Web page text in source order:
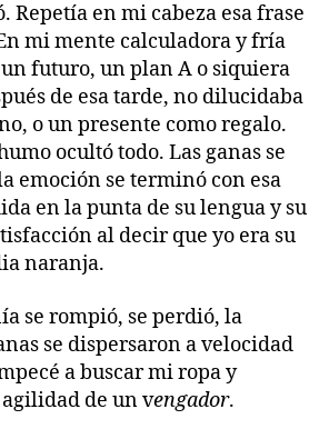
Repetía en mi cabeza esa frase
mi mente calculadora y fría
futuro, un plan A o siquiera
de esa tarde, no dilucidaba
o un presente como regalo.
ocultó todo. Las ganas se
emoción se terminó con esa
en la punta de su lengua y su
al decir que yo era su
naranja.
se rompió, se perdió, la
se dispersaron a velocidad
a buscar mi ropa y
de un vengador.